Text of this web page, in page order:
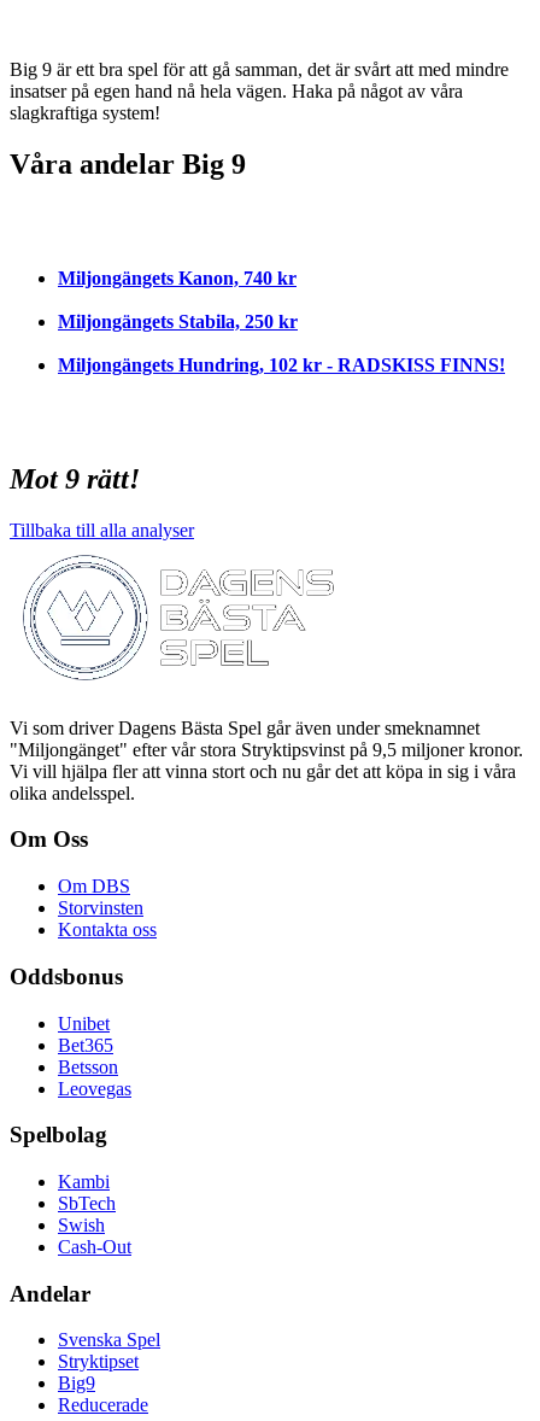
Big 9 är ett bra spel för att gå samman, det är svårt att med mindre
insatser på egen hand nå hela vägen. Haka på något av våra
slagkraftiga system!
Våra andelar Big 9
Miljongängets Kanon, 740 kr
Miljongängets Stabila, 250 kr
Miljongängets Hundring, 102 kr - RADSKISS FINNS!
Mot 9 rätt!
Tillbaka till alla analyser
Vi som driver Dagens Bästa Spel går även under smeknamnet
"Miljongänget" efter vår stora Stryktipsvinst på 9,5 miljoner kronor.
Vi vill hjälpa fler att vinna stort och nu går det att köpa in sig i våra
olika andelsspel.
Om Oss
Om DBS
Storvinsten
Kontakta oss
Oddsbonus
Unibet
Bet365
Betsson
Leovegas
Spelbolag
Kambi
SbTech
Swish
Cash-Out
Andelar
Svenska Spel
Stryktipset
Big9
Reducerade